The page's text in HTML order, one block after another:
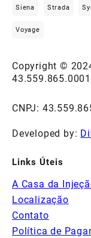
Siena Strada
Voyage
Copyright ©
CNPJ:
Developed by:
Links Úteis
A Casa da
Localização
Contato
Política de